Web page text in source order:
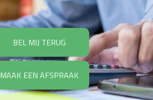
BEL MIJ TERUG
MAAK EEN AFSPRAAK